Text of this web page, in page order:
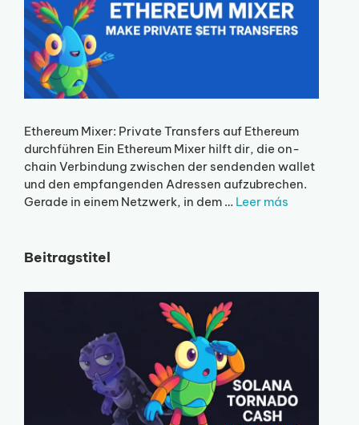
Ethereum Mixer: Private Transfers auf Ethereum
durchführen Ein Ethereum Mixer hilft dir, die on-
chain Verbindung zwischen der sendenden wallet
und den empfangenden Adressen aufzubrechen.
Gerade in einem Netzwerk, in dem … Leer más
Beitragstitel